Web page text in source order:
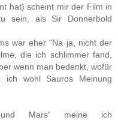
hat) scheint mir der Film in
sein, als Sir Donnerbold
war eher "Na ja, nicht der
die ich schlimmer fand,
wenn man bedenkt, wofür
ich wohl Sauros Meinung
Mars" meine ich